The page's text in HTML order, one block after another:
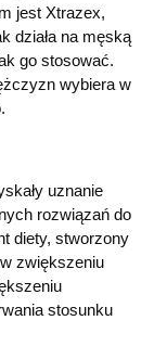
jest Xtrazex,
działa na męską
go stosować.
wybiera w
uznanie
rozwiązań do
diety, stworzony
zwiększeniu
stosunku